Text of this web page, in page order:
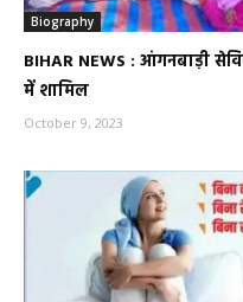
Biography
BIHAR NEWS : आंगनबाड़ी
में शामिल
October 9, 2023